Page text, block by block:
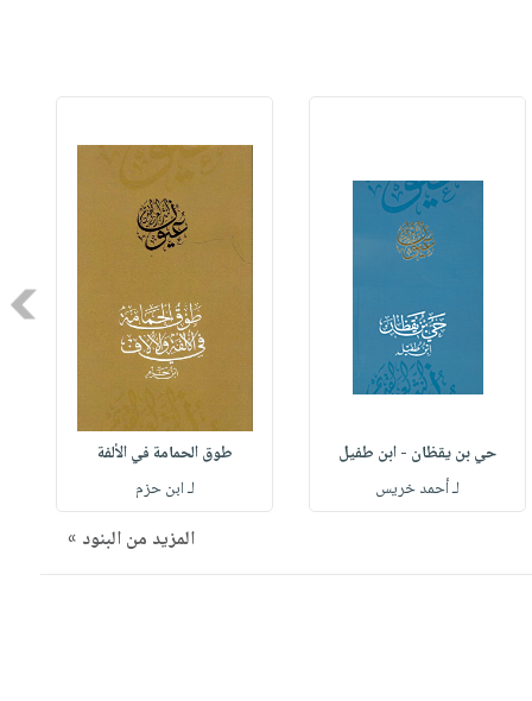
حي بن يقظان - ابن طفيل
لـ أحمد خريس
طوق الحمامة في الألفة
لـ ابن حزم
المزيد من البنود »